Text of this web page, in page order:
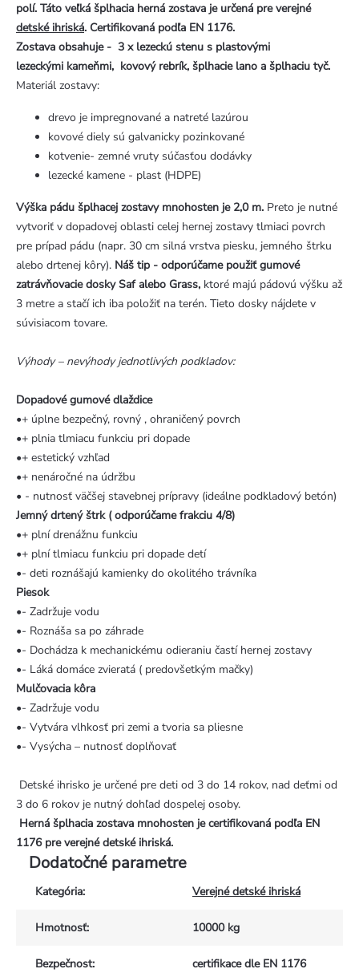
polí. Táto veľká šplhacia herná zostava je určená pre verejné
detské ihriská. Certifikovaná podľa EN 1176.
Zostava obsahuje - 3 x lezeckú stenu s plastovými
lezeckými kameňmi, kovový rebrík, šplhacie lano a šplhaciu tyč.
Materiál zostavy:
drevo je impregnované a natreté lazúrou
kovové diely sú galvanicky pozinkované
kotvenie- zemné vruty súčasťou dodávky
lezecké kamene - plast (HDPE)
Výška pádu šplhacej zostavy mnohosten je 2,0 m. Preto je nutné
vytvoriť v dopadovej oblasti celej hernej zostavy tlmiaci povrch
pre prípad pádu (napr. 30 cm silná vrstva piesku, jemného štrku
alebo drtenej kôry). Náš tip - odporúčame použiť gumové
zatrávňovacie dosky Saf alebo Grass, ktoré majú pádovú výšku až
3 metre a stačí ich iba položiť na terén. Tieto dosky nájdete v
súvisiacom tovare.
Výhody – nevýhody jednotlivých podkladov:
Dopadové gumové dlaždice
•+ úplne bezpečný, rovný , ohraničený povrch
•+ plnia tlmiacu funkciu pri dopade
•+ estetický vzhľad
•+ nenáročné na údržbu
• - nutnosť väčšej stavebnej prípravy (ideálne podkladový betón)
Jemný drtený štrk ( odporúčame frakciu 4/8)
•+ plní drenážnu funkciu
•+ plní tlmiacu funkciu pri dopade detí
•- deti roznášajú kamienky do okolitého trávníka
Piesok
•- Zadržuje vodu
•- Roznáša sa po záhrade
•- Dochádza k mechanickému odieraniu častí hernej zostavy
•- Láká domáce zvieratá ( predovšetkým mačky)
Mulčovacia kôra
•- Zadržuje vodu
•- Vytvára vlhkosť pri zemi a tvoria sa pliesne
•- Vysýcha – nutnosť doplňovať
Detské ihrisko je určené pre deti od 3 do 14 rokov, nad deťmi od
3 do 6 rokov je nutný dohľad dospelej osoby.
Herná šplhacia zostava mnohosten je certifikovaná podľa EN
1176 pre verejné detské ihriská.
Dodatočné parametre
Kategória: Verejné detské ihriská
Hmotnosť: 10000 kg
Bezpečnost: certifikace dle EN 1176